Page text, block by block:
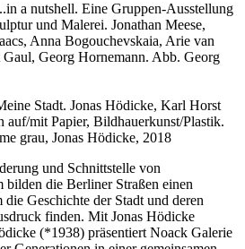
a nutshell. Eine Gruppen-Ausstellung
und Malerei. Jonathan Meese,
Anna Bogouchevskaia, Arie van
Georg Hornemann. Abb. Georg
Stadt. Jonas Hödicke, Karl Horst
mit Papier, Bildhauerkunst/Plastik.
grau, Jonas Hödicke, 2018
und Schnittstelle von
die Berliner Straßen einen
Geschichte der Stadt und deren
finden. Mit Jonas Hödicke
(*1938) präsentiert Noack Galerie